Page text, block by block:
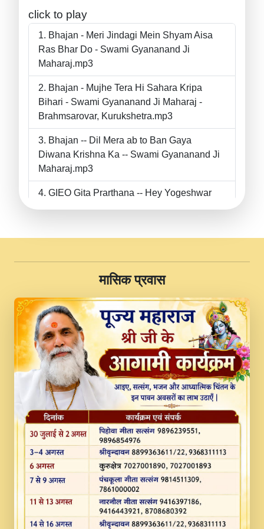
click to play
Bhajan - Meri Jindagi Mein Shyam Aisa
Ras Bhar Do - Swami Gyananand Ji
Maharaj.mp3
Bhajan - Mujhe Tera Hi Sahara Kripa
Bihari - Swami Gyananand Ji Maharaj -
Brahmsarovar, Kurukshetra.mp3
Bhajan -- Dil Mera ab to Ban Gaya
Diwana Krishna Ka -- Swami Gyananand Ji
Maharaj.mp3
GIEO Gita Prarthana -- Hey Yogeshwar
II Swami Gyananand Ji Maharaj.mp3
JINU SATGURU AAP BULAVE by Rasik
Pawan ji 20-11-19 Sankirtan At VEER JI
PRABHU KUTEER CHANNEL.mp3
Kina Sohna Tera Bhawan Sajaya Mata
Vaishno Devi Aarti Mata Rani Bhajan By
Lakhwinder Wadali Ji.mp3
MERE MANN VICH KANTH KALER
NEW PUNAJBI DEVOTIONAL SONG 2017
FULL VIDEO HD.mp3
Na To Roop Hai Bindu Ji Maharaj Pad - A
Divine Bhajan by Shri Indresh Ji
#BhaktiPath.mp3
Radha Rani Ki Kirpa Best Devotional
Song By Chitra Vichitra.mp3
​मासिक प्रवास